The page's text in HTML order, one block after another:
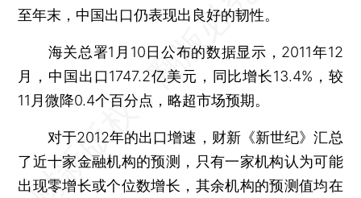
至年末，中国出口仍表现出良好的韧性。
海关总署1月10日公布的数据显示，2011年12
月，中国出口1747.2亿美元，同比增长13.4%，较
11月微降0.4个百分点，略超市场预期。
对于2012年的出口增速，财新《新世纪》汇总
了近十家金融机构的预测，只有一家机构认为可能
出现零增长或个位数增长，其余机构的预测值均在